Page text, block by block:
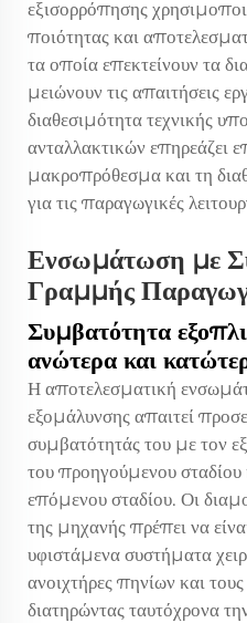
εξισορρόπησης
ποιότητας και
τα οποία επεκτείνουν τα
μειώνουν τις απαιτήσεις
διαθεσιμότητα τεχνικής
ανταλλακτικών επηρεάζει
μακροπρόθεσμα και τη
για τις παραγωγικές
Ενσωμάτωση με
Γραμμής
Συμβατότητα
ανώτερα και
Η αποτελεσματική
εξομάλυνσης απαιτεί
συμβατότητάς του με τον
του προηγούμενου σταδίου
επόμενου σταδίου. Οι
της μηχανής πρέπει να
υφιστάμενα συστήματα
ανοιχτήρες πηνίων και
διατηρώντας ταυτόχρονα